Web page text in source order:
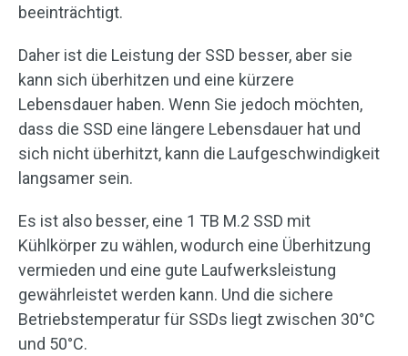
beeinträchtigt.
Daher ist die Leistung der SSD besser, aber sie
kann sich überhitzen und eine kürzere
Lebensdauer haben. Wenn Sie jedoch möchten,
dass die SSD eine längere Lebensdauer hat und
sich nicht überhitzt, kann die Laufgeschwindigkeit
langsamer sein.
Es ist also besser, eine 1 TB M.2 SSD mit
Kühlkörper zu wählen, wodurch eine Überhitzung
vermieden und eine gute Laufwerksleistung
gewährleistet werden kann. Und die sichere
Betriebstemperatur für SSDs liegt zwischen 30°C
und 50°C.